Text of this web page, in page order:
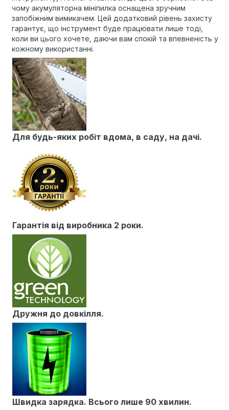
чому акумуляторна мініпилка оснащена зручним
запобіжним вимикачем. Цей додатковий рівень захисту
гарантує, що інструмент буде працювати лише тоді,
коли ви цього хочете, даючи вам спокій та впевненість у
кожному використанні.
Для будь-яких робіт вдома, в саду, на дачі.
Гарантія від виробника 2 роки.
Дружня до довкілля.
Швидка зарядка. Всього лише 90 хвилин.